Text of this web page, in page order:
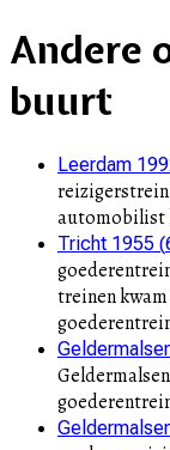
Andere
buurt
Leerdam
reizigerstrein
automobilist
Tricht 1955 (
treinen